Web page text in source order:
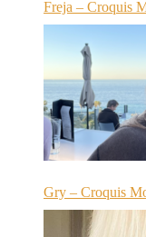
Freja –
Gry – Croquis